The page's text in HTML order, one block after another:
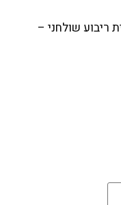
ריבוע שולחני –